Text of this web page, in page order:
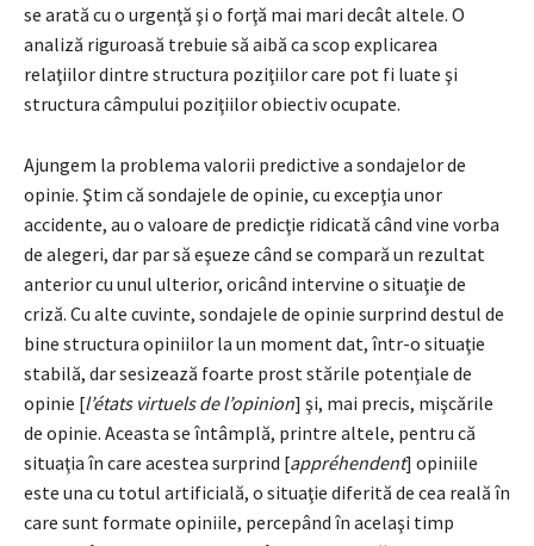
se arată cu o urgenţă şi o forţă mai mari decât altele. O
analiză riguroasă trebuie să aibă ca scop explicarea
relaţiilor dintre structura poziţiilor care pot fi luate şi
structura câmpului poziţiilor obiectiv ocupate.
Ajungem la problema valorii predictive a sondajelor de
opinie. Ştim că sondajele de opinie, cu excepţia unor
accidente, au o valoare de predicţie ridicată când vine vorba
de alegeri, dar par să eşueze când se compară un rezultat
anterior cu unul ulterior, oricând intervine o situaţie de
criză. Cu alte cuvinte, sondajele de opinie surprind destul de
bine structura opiniilor la un moment dat, într-o situaţie
stabilă, dar sesizează foarte prost stările potenţiale de
opinie [l’états virtuels de l’opinion] şi, mai precis, mişcările
de opinie. Aceasta se întâmplă, printre altele, pentru că
situaţia în care acestea surprind [appréhendent] opiniile
este una cu totul artificială, o situaţie diferită de cea reală în
care sunt formate opiniile, percepând în acelaşi timp